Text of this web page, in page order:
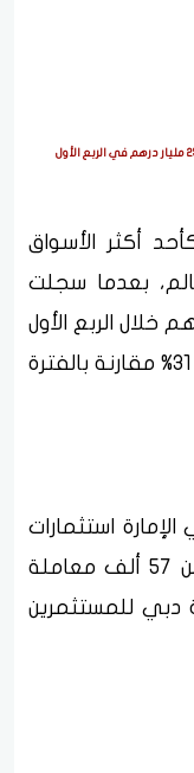
أكثر الأسواق
بعدما سجلت
نحو 252 مليار درهم خلال الربع الأول
من عام 2026، محققة نمواً بنسبة 31% مقارنة بالفترة
استثمارات
بقيمة 173 مليار درهم عبر أكثر من 57 ألف معاملة
دبي للمستثمرين